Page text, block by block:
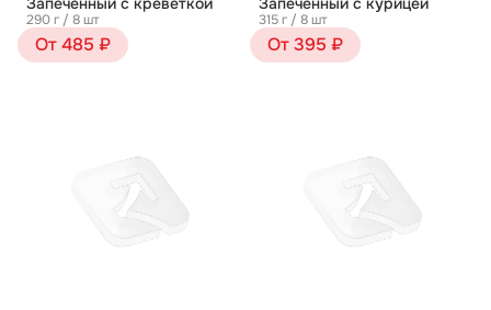
290 г / 8 шт
От 485 ₽
315 г / 8 шт
От 395 ₽